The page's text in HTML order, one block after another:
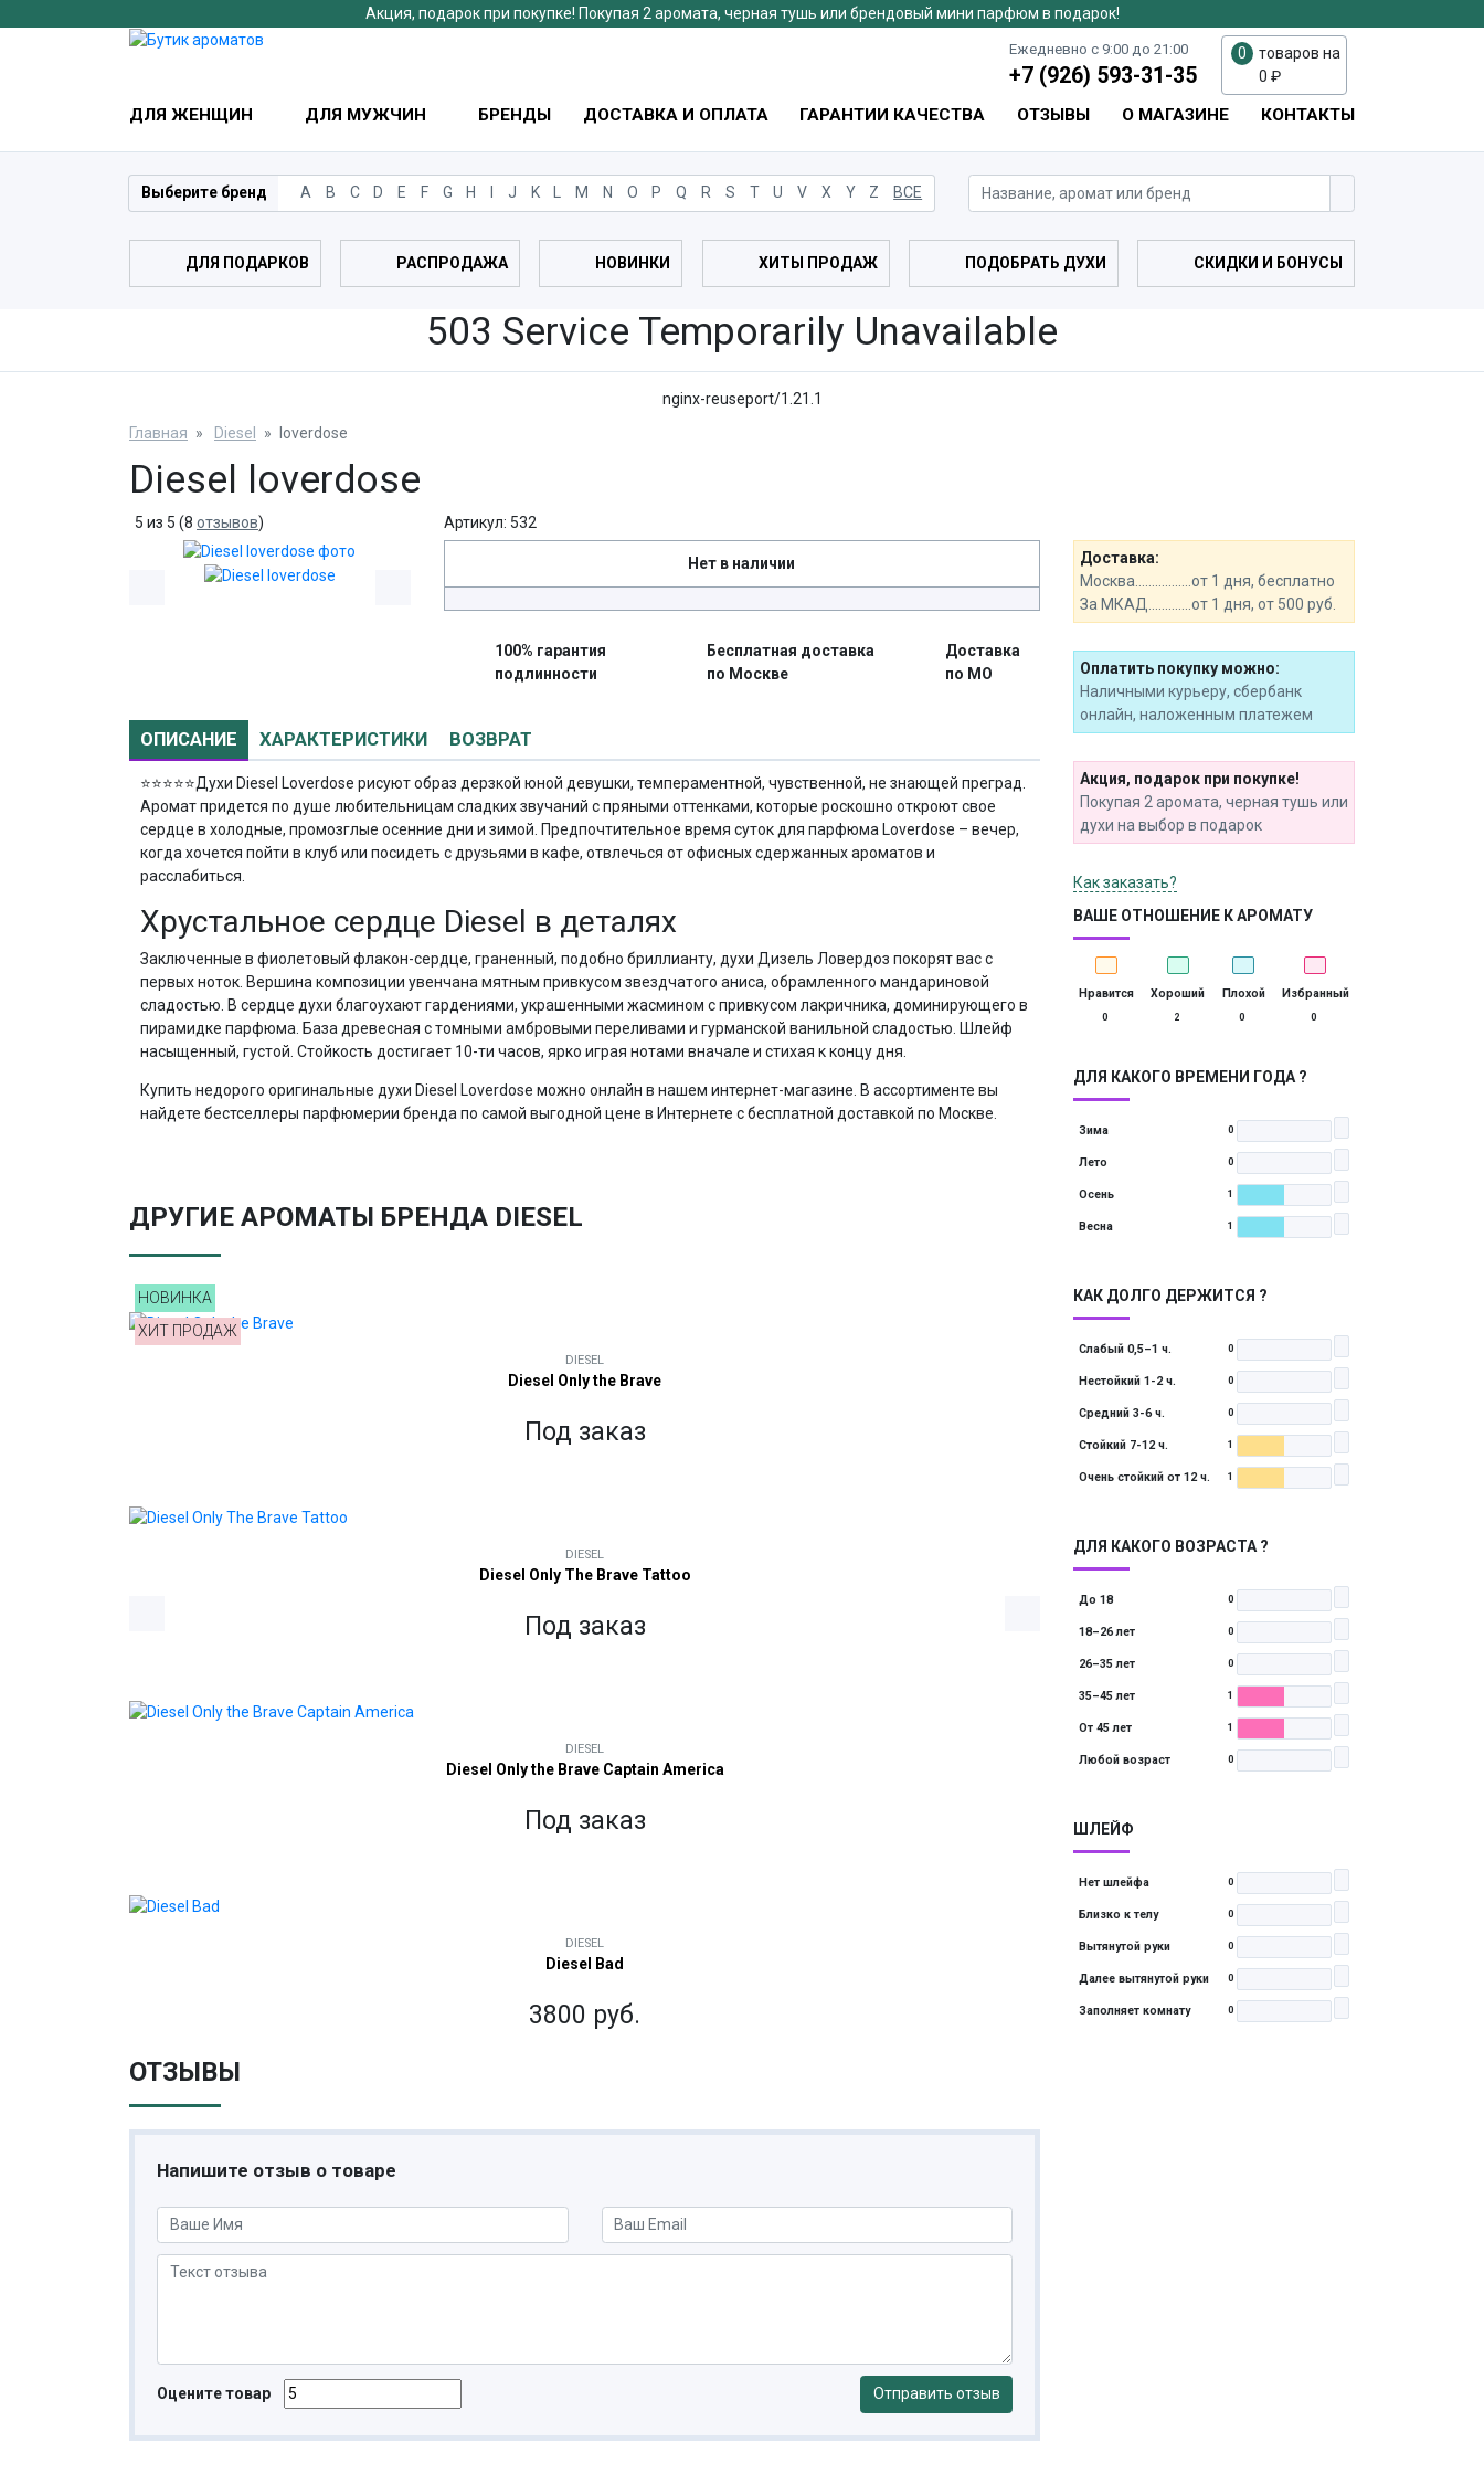
Акция, подарок при покупке! Покупая 2 аромата, черная тушь или брендовый мини парфюм в подарок!
Ежедневно с 9:00 до 21:00
+7 (926) 593-31-35
0
товаров на
0 ₽
ДЛЯ ЖЕНЩИН ДЛЯ МУЖЧИН БРЕНДЫ ДОСТАВКА И ОПЛАТА ГАРАНТИИ КАЧЕСТВА ОТЗЫВЫ О МАГАЗИНЕ КОНТАКТЫ
Выберите бренд A B C D E F G H J K L M N O P Q R S T U V X Y Z ВСЕ
ДЛЯ ПОДАРКОВ РАСПРОДАЖА НОВИНКИ ХИТЫ ПРОДАЖ ПОДОБРАТЬ ДУХИ СКИДКИ И БОНУСЫ
503 Service Temporarily Unavailable
nginx-reuseport/1.21.1
Главная
Diesel loverdose
Diesel loverdose
5 из 5 (8 отзывов) Артикул: 532
Нет в наличии
100% гарантия
подлинности
Бесплатная доставка
по Москве
Доставка
по МО
ОПИСАНИЕ ХАРАКТЕРИСТИКИ ВОЗВРАТ
⭐⭐⭐⭐⭐Духи Diesel Loverdose рисуют образ дерзкой юной девушки, темпераментной, чувственной, не знающей преград.
Аромат придется по душе любительницам сладких звучаний с пряными оттенками, которые роскошно откроют свое
сердце в холодные, промозглые осенние дни и зимой. Предпочтительное время суток для парфюма Loverdose – вечер,
когда хочется пойти в клуб или посидеть с друзьями в кафе, отвлечься от офисных сдержанных ароматов и
расслабиться.
Хрустальное сердце Diesel в деталях
Заключенные в фиолетовый флакон-сердце, граненный, подобно бриллианту, духи Дизель Ловердоз покорят вас с
первых ноток. Вершина композиции увенчана мятным привкусом звездчатого аниса, обрамленного мандариновой
сладостью. В сердце духи благоухают гардениями, украшенными жасмином с привкусом лакричника, доминирующего в
пирамидке парфюма. База древесная с томными амбровыми переливами и гурманской ванильной сладостью. Шлейф
насыщенный, густой. Стойкость достигает 10-ти часов, ярко играя нотами вначале и стихая к концу дня.
Купить недорого оригинальные духи Diesel Loverdose можно онлайн в нашем интернет-магазине. В ассортименте вы
найдете бестселлеры парфюмерии бренда по самой выгодной цене в Интернете с бесплатной доставкой по Москве.
Доставка:
Москва.................от 1 дня, бесплатно
За МКАД.............от 1 дня, от 500 руб.
Оплатить покупку можно:
Наличными курьеру, сбербанк
онлайн, наложенным платежем
Акция, подарок при покупке!
Покупая 2 аромата, черная тушь или
духи на выбор в подарок
Как заказать?
ВАШЕ ОТНОШЕНИЕ К АРОМАТУ
Нравится
0
Хороший
2
Плохой
0
Избранный
0
ДЛЯ КАКОГО ВРЕМЕНИ ГОДА ?
Зима 0
Лето 0
Осень 1
Весна 1
КАК ДОЛГО ДЕРЖИТСЯ ?
Слабый 0,5–1 ч. 0
Нестойкий 1-2 ч. 0
Средний 3-6 ч. 0
Стойкий 7-12 ч. 1
Очень стойкий от 12 ч. 1
ДЛЯ КАКОГО ВОЗРАСТА ?
До 18 0
18–26 лет 0
26–35 лет 0
35–45 лет 1
От 45 лет 1
Любой возраст 0
ШЛЕЙФ
Нет шлейфа 0
Близко к телу 0
Вытянутой руки 0
Далее вытянутой руки 0
Заполняет комнату 0
ДРУГИЕ АРОМАТЫ БРЕНДА DIESEL
DIESEL
Diesel Only the Brave
Под заказ
DIESEL
Diesel Only The Brave Tattoo
Под заказ
DIESEL
Diesel Only the Brave Captain America
Под заказ
НОВИНКА
ХИТ ПРОДАЖ
DIESEL
Diesel Bad
3800 руб.
ОТЗЫВЫ
Напишите отзыв о товаре
Оцените товар Отправить отзыв